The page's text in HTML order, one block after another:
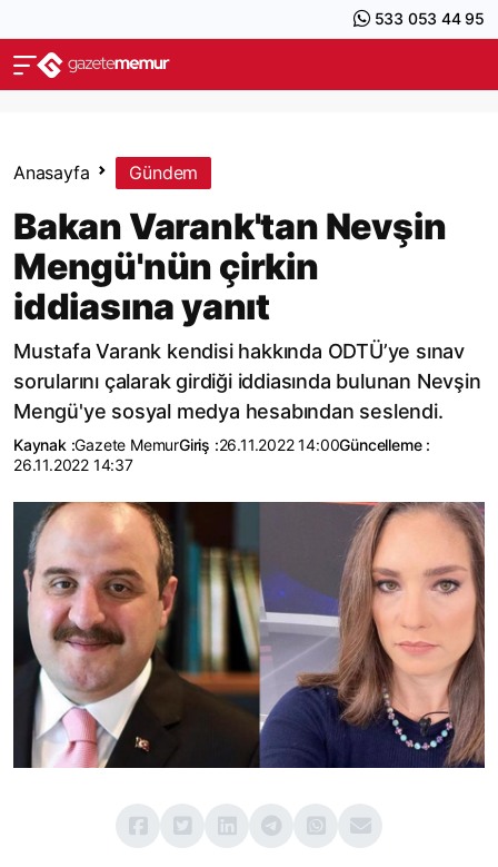
533 053 44 95
Anasayfa Gündem
Bakan Varank'tan Nevşin
Mengü'nün çirkin
iddiasına yanıt
Mustafa Varank kendisi hakkında ODTÜ’ye sınav
sorularını çalarak girdiği iddiasında bulunan Nevşin
Mengü'ye sosyal medya hesabından seslendi.
Kaynak :Gazete MemurGiriş :26.11.2022 14:00Güncelleme :
26.11.2022 14:37